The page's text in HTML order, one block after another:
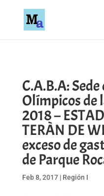
C.A.B.A:
Olímpicos de
2018 –
TERÀN DE
exceso de
de Parque
Feb 8, 2017| Región I